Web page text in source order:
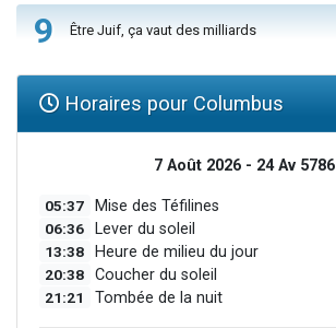
9 Être Juif, ça vaut des milliards
Horaires pour Columbus
7 Août 2026 - 24 Av 5786
05:37 Mise des Téfilines
06:36 Lever du soleil
13:38 Heure de milieu du jour
20:38 Coucher du soleil
21:21 Tombée de la nuit